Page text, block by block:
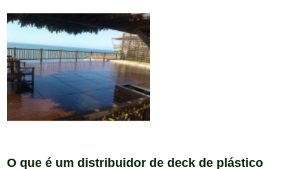
O que é um distribuidor de deck de plástico